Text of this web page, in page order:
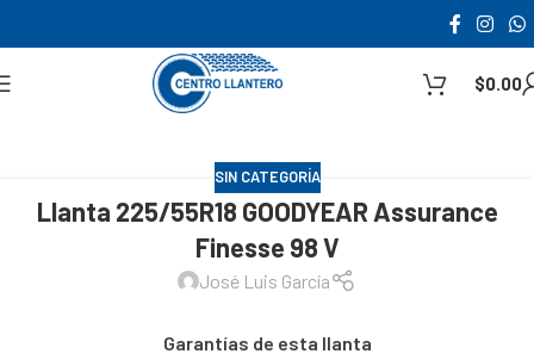
$0.00
SIN CATEGORÍA
Llanta 225/55R18 GOODYEAR Assurance
Finesse 98 V
José Luis García
Garantías de esta llanta